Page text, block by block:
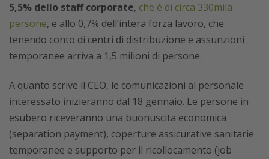
5,5% dello staff corporate, che è di circa 330mila
persone, e allo 0,7% dell’intera forza lavoro, che
tenendo conto di centri di distribuzione e assunzioni
temporanee arriva a 1,5 milioni di persone.
A quanto scrive il CEO, le comunicazioni al personale
interessato inizieranno dal 18 gennaio. Le persone in
esubero riceveranno una buonuscita economica
(separation payment), coperture assicurative sanitarie
temporanee e supporto per il ricollocamento (job